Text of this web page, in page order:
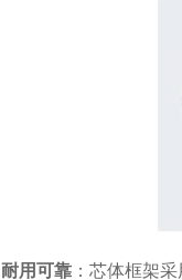
耐用可靠 ：芯体框架